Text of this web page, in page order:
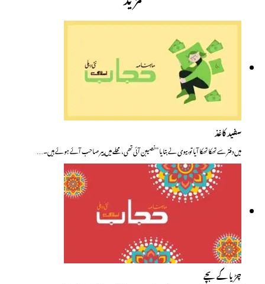
سفید کاغذ
میں دفتر سے تھکا تھکا آیا تو بیوی نے بتایا ’’نصیبن آئی تھی، محلے میں پیر صاحب آئے ہوئے ہیں۔…
چڑیا کے بچے